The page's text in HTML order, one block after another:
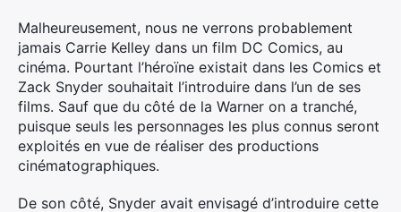
Malheureusement, nous ne verrons probablement
jamais Carrie Kelley dans un film DC Comics, au
cinéma. Pourtant l’héroïne existait dans les Comics et
Zack Snyder souhaitait l’introduire dans l’un de ses
films. Sauf que du côté de la Warner on a tranché,
puisque seuls les personnages les plus connus seront
exploités en vue de réaliser des productions
cinématographiques.
De son côté, Snyder avait envisagé d’introduire cette